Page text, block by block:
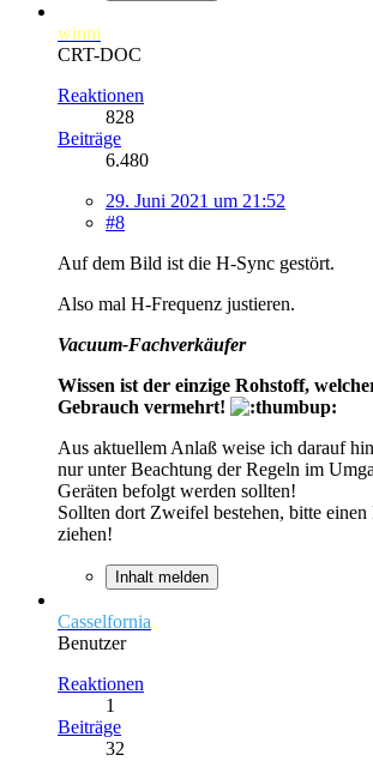
winni
CRT-DOC
Reaktionen
828
Beiträge
6.480
29. Juni 2021 um 21:52
#8
Auf dem Bild ist die H-Sync gestört.
Also mal H-Frequenz justieren.
Vacuum-Fachverkäufer
Wissen ist der einzige Rohstoff,
Gebrauch vermehrt!
Aus aktuellem Anlaß weise ich darauf
nur unter Beachtung der Regeln im
Geräten befolgt werden sollten!
Sollten dort Zweifel bestehen, bitte einen
ziehen!
Inhalt melden
Casselfornia
Benutzer
Reaktionen
1
Beiträge
32